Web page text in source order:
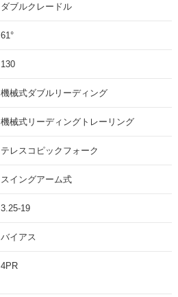
ダブルクレードル
61°
130
機械式ダブルリーディング
機械式リーディングトレーリング
テレスコピックフォーク
スイングアーム式
3.25-19
バイアス
4PR